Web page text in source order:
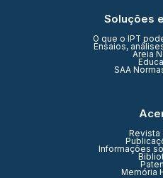
Soluções
O que o IPT
Ensaios,
Areia
SAA
Revista
Informações
Memória